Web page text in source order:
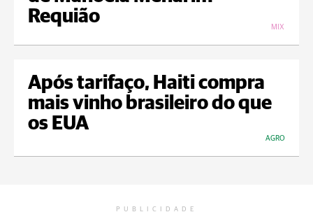
Requião
MIX
Após tarifaço, Haiti compra
mais vinho brasileiro do que
os EUA
AGRO
PUBLICIDADE